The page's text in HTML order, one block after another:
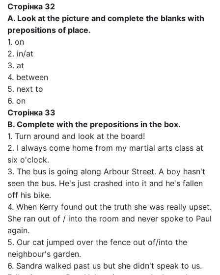
Сторінка 32
A. Look at the picture and complete the blanks with
prepositions of place.
1. on
2. in/at
3. at
4. between
5. next to
6. on
Сторінка 33
В. Complete with the prepositions in the box.
1. Turn around and look at the board!
2. I always come home from my martial arts class at
six o'clock.
3. The bus is going along Arbour Street. A boy hasn't
seen the bus. He's just crashed into it and he's fallen
off his bike.
4. When Kerry found out the truth she was really upset.
She ran out of / into the room and never spoke to Paul
again.
5. Our cat jumped over the fence out of/into the
neighbour's garden.
6. Sandra walked past us but she didn't speak to us.